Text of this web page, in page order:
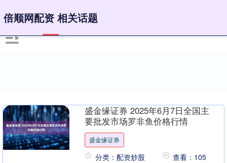
倍顺网配资 相关话题
盛金缘证券 2025年6月7日全国主
要批发市场罗非鱼价格行情
盛金缘证券
分类：配资炒股 查看：105